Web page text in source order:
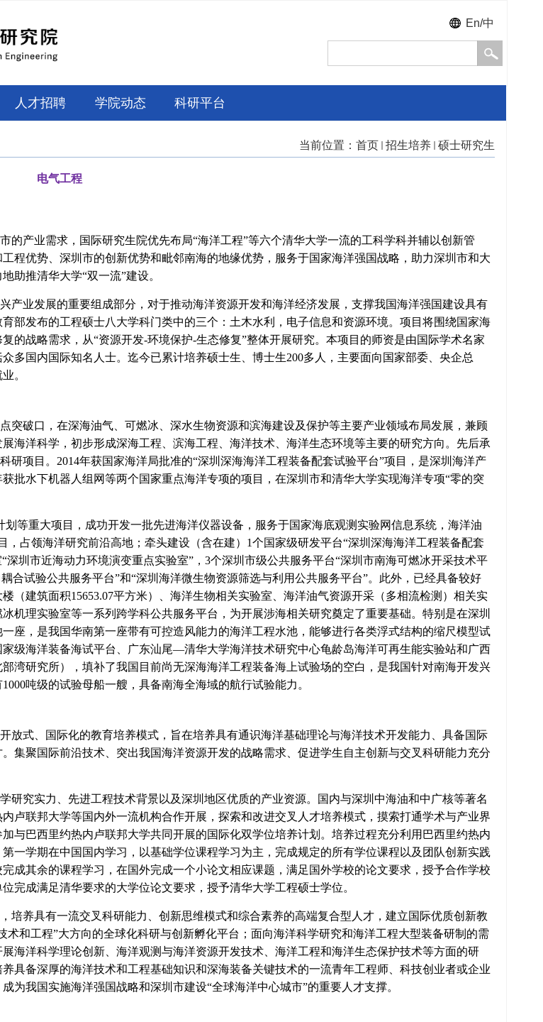
En/中
人才招聘 学院动态 科研平台
当前位置： 首页 招生培养 硕士研究生
电气工程
产业需求，国际研究生院优先布局“海洋工程”等六个清华大学一流的工科学科并辅以创新管
程优势、深圳市的创新优势和毗邻南海的地缘优势，服务于国家海洋强国战略，助力深圳市和大
助推清华大学“双一流”建设。
业发展的重要组成部分，对于推动海洋资源开发和海洋经济发展，支撑我国海洋强国建设具有
部发布的工程硕士八大学科门类中的三个：土木水利，电子信息和资源环境。项目将围绕国家海
的战略需求，从“资源开发-环境保护-生态修复”整体开展研究。本项目的师资是由国际学术名家
多国内国际知名人士。迄今已累计培养硕士生、博士生200多人，主要面向国家部委、央企总
。
破口，在深海油气、可燃冰、深水生物资源和滨海建设及保护等主要产业领域布局发展，兼顾
海洋科学，初步形成深海工程、滨海工程、海洋技术、海洋生态环境等主要的研究方向。先后承
研项目。2014年获国家海洋局批准的“深圳深海海洋工程装备配套试验平台”项目，是深圳海洋产
批水下机器人组网等两个国家重点海洋专项的项目，在深圳市和清华大学实现海洋专项“零的突
等重大项目，成功开发一批先进海洋仪器设备，服务于国家海底观测实验网信息系统，海洋油
，占领海洋研究前沿高地；牵头建设（含在建）1个国家级研发平台“深圳深海海洋工程装备配套
深圳市近海动力环境演变重点实验室”，3个深圳市级公共服务平台“深圳市南海可燃冰开采技术平
合试验公共服务平台”和“深圳海洋微生物资源筛选与利用公共服务平台”。此外，已经具备较好
（建筑面积15653.07平方米）、海洋生物相关实验室、海洋油气资源开采（多相流检测）相关实
机理实验室等一系列跨学科公共服务平台，为开展涉海相关研究奠定了重要基础。特别是在深圳
座，是我国华南第一座带有可控造风能力的海洋工程水池，能够进行各类浮式结构的缩尺模型试
级海洋装备海试平台、广东汕尾—清华大学海洋技术研究中心龟龄岛海洋可再生能实验站和广西
湾研究所），填补了我国目前尚无深海海洋工程装备海上试验场的空白，是我国针对南海开发兴
吨级的试验母船一艘，具备南海全海域的航行试验能力。
式、国际化的教育培养模式，旨在培养具有通识海洋基础理论与海洋技术开发能力、具备国际
集聚国际前沿技术、突出我国海洋资源开发的战略需求、促进学生自主创新与交叉科研能力充分
究实力、先进工程技术背景以及深圳地区优质的产业资源。国内与深圳中海油和中广核等著名
卢联邦大学等国内外一流机构合作开展，探索和改进交叉人才培养模式，摸索打通学术与产业界
与巴西里约热内卢联邦大学共同开展的国际化双学位培养计划。培养过程充分利用巴西里约热内
一学期在中国国内学习，以基础学位课程学习为主，完成规定的所有学位课程以及团队创新实践
成其余的课程学习，在国外完成一个小论文相应课题，满足国外学校的论文要求，授予合作学校
完成满足清华要求的大学位论文要求，授予清华大学工程硕士学位。
养具有一流交叉科研能力、创新思维模式和综合素养的高端复合型人才，建立国际优质创新教
术和工程”大方向的全球化科研与创新孵化平台；面向海洋科学研究和海洋工程大型装备研制的需
海洋科学理论创新、海洋观测与海洋资源开发技术、海洋工程和海洋生态保护技术等方面的研
具备深厚的海洋技术和工程基础知识和深海装备关键技术的一流青年工程师、科技创业者或企业
为我国实施海洋强国战略和深圳市建设“全球海洋中心城市”的重要人才支撑。